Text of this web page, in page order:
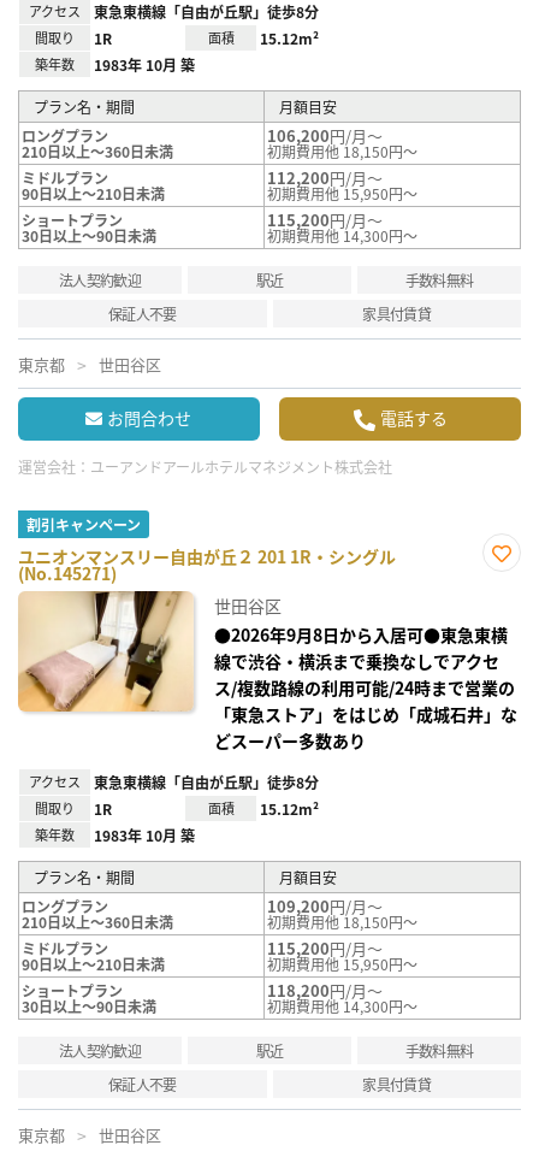
アクセス 東急東横線「自由が丘駅」徒歩8分
間取り 1R 面積 15.12m²
築年数 1983年 10月 築
プラン名・期間
月額目安
ロングプラン
210日以上～360日未満
106,200円/月～
初期費用他 18,150円～
ミドルプラン
90日以上～210日未満
112,200円/月～
初期費用他 15,950円～
ショートプラン
30日以上～90日未満
115,200円/月～
初期費用他 14,300円～
法人契約歓迎 駅近
手数料無料
保証人不要
家具付賃貸
東京都 世田谷区
お問合わせ 電話する
運営会社： ユーアンドアールホテルマネジメント株式会社
割引キャンペーン
ユニオンマンスリー自由が丘２ 201 1R・シングル
(No.145271)
録
世田谷区
●2026年9月8日から入居可●東急東横
線で渋谷・横浜まで乗換なしでアクセ
ス/複数路線の利用可能/24時まで営業の
「東急ストア」をはじめ「成城石井」な
どスーパー多数あり
アクセス 東急東横線「自由が丘駅」徒歩8分
間取り 1R 面積 15.12m²
築年数 1983年 10月 築
プラン名・期間
月額目安
ロングプラン
210日以上～360日未満
109,200円/月～
初期費用他 18,150円～
ミドルプラン
90日以上～210日未満
115,200円/月～
初期費用他 15,950円～
ショートプラン
30日以上～90日未満
118,200円/月～
初期費用他 14,300円～
法人契約歓迎 駅近
手数料無料
保証人不要
家具付賃貸
東京都 世田谷区